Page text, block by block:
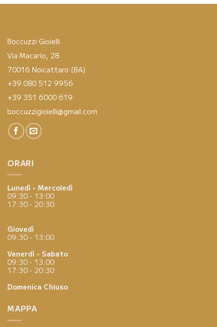
Boccuzzi Gioielli
Via Macario, 28
70016 Noicattaro (BA)
+39 080 512 9956
+39 351 6000 619
boccuzzigioielli@gmail.com
ORARI
Lunedì - Mercoledì
09:30 - 13:00
17:30 - 20:30
Giovedì
09:30 - 13:00
Venerdì - Sabato
09:30 - 13:00
17:30 - 20:30
Domenica Chiuso
MAPPA